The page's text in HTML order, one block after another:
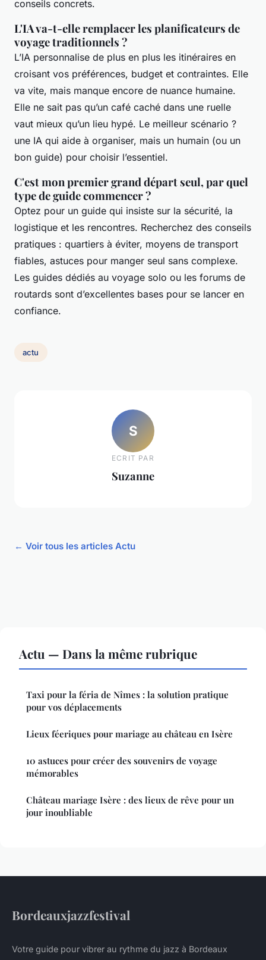
conseils concrets.
L'IA va-t-elle remplacer les planificateurs de
voyage traditionnels ?
L’IA personnalise de plus en plus les itinéraires en
croisant vos préférences, budget et contraintes. Elle
va vite, mais manque encore de nuance humaine.
Elle ne sait pas qu’un café caché dans une ruelle
vaut mieux qu’un lieu hypé. Le meilleur scénario ?
une IA qui aide à organiser, mais un humain (ou un
bon guide) pour choisir l’essentiel.
C'est mon premier grand départ seul, par quel
type de guide commencer ?
Optez pour un guide qui insiste sur la sécurité, la
logistique et les rencontres. Recherchez des conseils
pratiques : quartiers à éviter, moyens de transport
fiables, astuces pour manger seul sans complexe.
Les guides dédiés au voyage solo ou les forums de
routards sont d’excellentes bases pour se lancer en
confiance.
actu
S
ECRIT PAR
Suzanne
← Voir tous les articles Actu
Actu — Dans la même rubrique
Taxi pour la féria de Nîmes : la solution pratique
pour vos déplacements
Lieux féeriques pour mariage au château en Isère
10 astuces pour créer des souvenirs de voyage
mémorables
Château mariage Isère : des lieux de rêve pour un
jour inoubliable
Bordeauxjazzfestival
Votre guide pour vibrer au rythme du jazz à Bordeaux